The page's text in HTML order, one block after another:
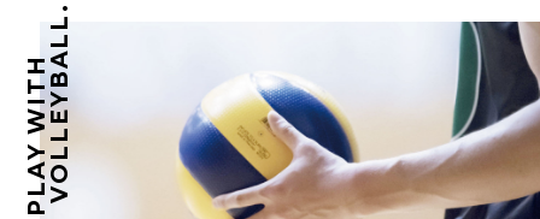
PLAY WITHVOLLEYBALL.